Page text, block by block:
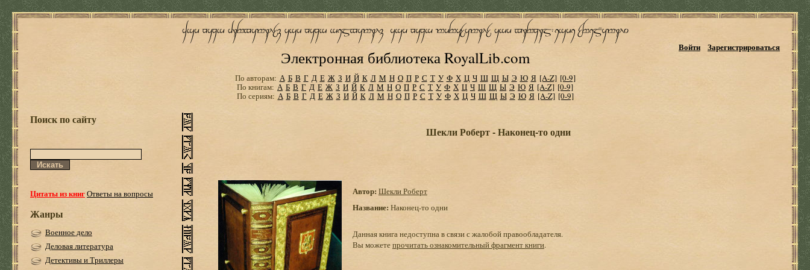
Электронная библиотека RoyalLib.com
Войти Зарегистрироваться
По авторам: А Б В Г Д Е Ж З И Й К Л М Н О П Р С Т У Ф Х Ц Ч Ш Щ Ы Э Ю Я [A-Z] [0-9]
По книгам: А Б В Г Д Е Ж З И Й К Л М Н О П Р С Т У Ф Х Ц Ч Ш Щ Ы Э Ю Я [A-Z] [0-9]
По сериям: А Б В Г Д Е Ж З И Й К Л М Н О П Р С Т У Ф Х Ц Ч Ш Щ Ы Э Ю Я [A-Z] [0-9]
Поиск по сайту
Цитаты из книгОтветы на вопросы
Жанры
Военное дело
Деловая литература
Детективы и Триллеры
Шекли Роберт - Наконец-то одни
Автор: Шекли Роберт
Название: Наконец-то одни
Данная книга недоступна в связи с жалобой правообладателя.
Вы можетепрочитать ознакомительный фрагмент книги.